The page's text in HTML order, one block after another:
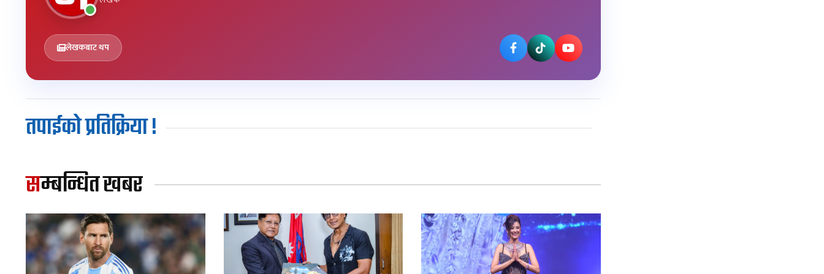
लेखकबाट थप
तपाईको प्रतिक्रिया !
सम्बन्धित खबर